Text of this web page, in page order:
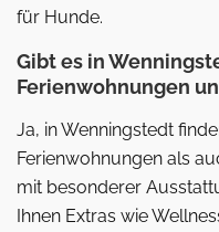
für Hunde.
Gibt es in
Ferienwohnungen
Ja, in Wenningstedt
Ferienwohnungen als
mit besonderer
Ihnen Extras wie